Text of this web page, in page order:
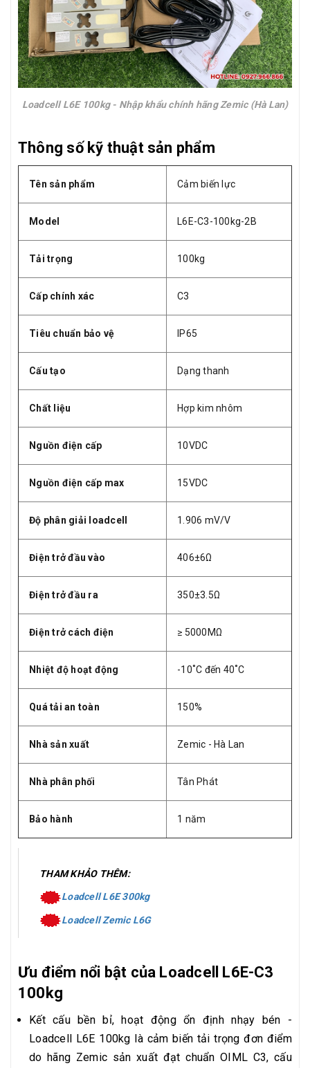
Loadcell L6E 100kg - Nhập khẩu chính hãng Zemic (Hà Lan)
Thông số kỹ thuật sản phẩm
Tên sản phẩm Cảm biến lực
Model L6E-C3-100kg-2B
Tải trọng 100kg
Cấp chính xác C3
Tiêu chuẩn bảo vệ IP65
Cấu tạo Dạng thanh
Chất liệu Hợp kim nhôm
Nguồn điện cấp 10VDC
Nguồn điện cấp max 15VDC
Độ phân giải loadcell 1.906 mV/V
Điện trở đầu vào 406±6Ω
Điện trở đầu ra 350±3.5Ω
Điện trở cách điện ≥ 5000MΩ
Nhiệt độ hoạt động -10˚C đến 40˚C
Quá tải an toàn 150%
Nhà sản xuất Zemic - Hà Lan
Nhà phân phối Tân Phát
Bảo hành 1 năm
THAM KHẢO THÊM:
Loadcell L6E 300kg
Loadcell Zemic L6G
Ưu điểm nổi bật của Loadcell L6E-C3
100kg
Kết cấu bền bỉ, hoạt động ổn định nhạy bén -
Loadcell L6E 100kg là cảm biến tải trọng đơn điểm
do hãng Zemic sản xuất đạt chuẩn OIML C3, cấu